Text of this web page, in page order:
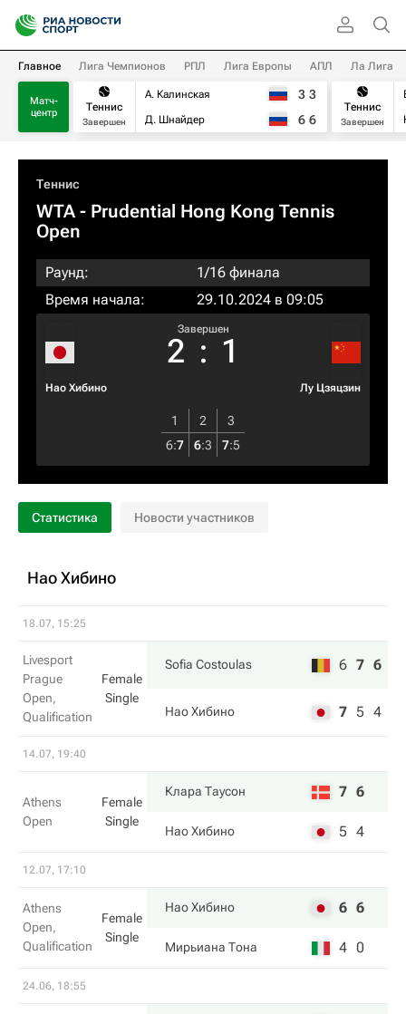
Главное Лига Чемпионов РПЛ Лига Европы АПЛ Ла Лига
Матч-
центр
Теннис
Завершен
А. Калинская
Д. Шнайдер
3 3
6 6
Теннис
Завершен
Теннис
WTA- Prudential Hong Kong Tennis
Open
Раунд:
1/16 финала
Время начала:
29.10.2024 в 09:05
Нао Хибино
Завершен
2 : 1
Лу Цзяцзин
1 2
3
6:7 6:3 7:5
Статистика Новости участников
Нао Хибино
18.07, 15:25
Livesport
Prague
Open,
Qualification
Female
Single
Sofia Costoulas 6 7 6
Нао Хибино 7 5 4
14.07, 19:40
Athens
Open
Female
Single
Клара Таусон 7 6
Нао Хибино 5 4
12.07, 17:10
Athens
Open,
Qualification
Female
Single
Нао Хибино 6 6
Мирьиана Тона 4 0
24.06, 18:55